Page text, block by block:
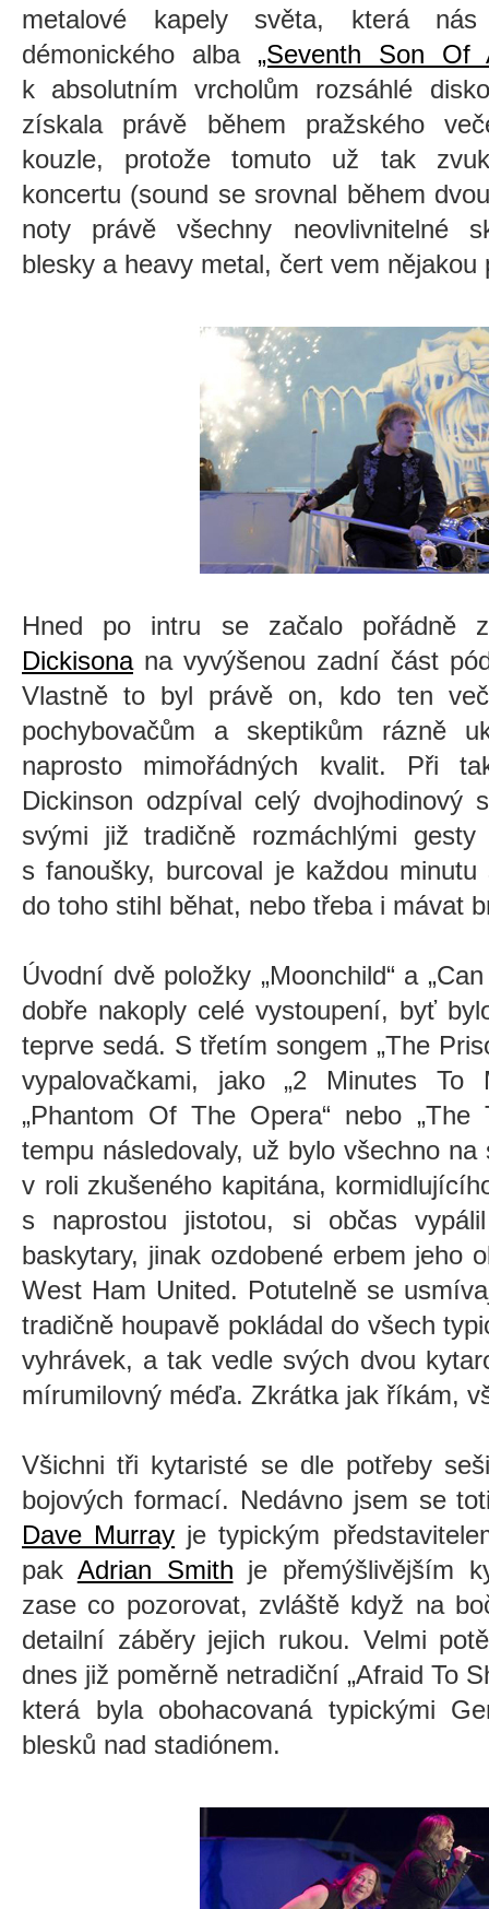
metalové kapely světa, která
démonického alba „Seventh Son Of
k absolutním vrcholům rozsáhlé
získala právě během pražského
kouzle, protože tomuto už tak
koncertu (sound se srovnal během
noty právě všechny neovlivnitelné
blesky a heavy metal, čert vem nějakou
Hned po intru se začalo pořádně
Dickisonana vyvýšenou zadní část
Vlastně to byl právě on, kdo ten
pochybovačům a skeptikům rázně
naprosto mimořádných kvalit. Při
Dickinson odzpíval celý dvojhodinový
svými již tradičně rozmáchlými
s fanoušky, burcoval je každou
do toho stihl běhat, nebo třeba i mávat
Úvodní dvě položky „Moonchild“ a
dobře nakoply celé vystoupení, byť
teprve sedá. S třetím songem „The
vypalovačkami, jako „2 Minutes To
„Phantom Of The Opera“ nebo „The
tempu následovaly, už bylo všechno
v roli zkušeného kapitána,
s naprostou jistotou, si občas
baskytary, jinak ozdobené erbem jeho
West Ham United. Potutelně se
tradičně houpavě pokládal do všech
vyhrávek, a tak vedle svých dvou
mírumilovný méďa. Zkrátka jak říkám,
Všichni tři kytaristé se dle potřeby
bojových formací. Nedávno jsem se
Dave Murray je typickým
pak Adrian Smith je přemýšlivějším
zase co pozorovat, zvláště když na
detailní záběry jejich rukou. Velmi
dnes již poměrně netradiční „Afraid To
která byla obohacovaná typickými
blesků nad stadiónem.